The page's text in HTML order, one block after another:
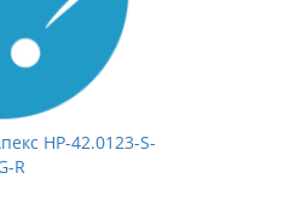
НР-42.0123-S-
R